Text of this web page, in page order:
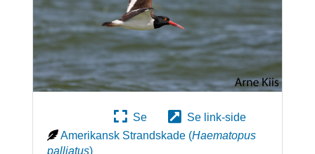
Se
Se link-side
Amerikansk Strandskade (Haematopus
palliatus)